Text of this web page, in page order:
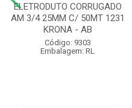
ELETRODUTO CORRUGADO
AM 3/4 25MM C/ 50MT 1231
KRONA - AB
Código: 9303
Embalagem: RL